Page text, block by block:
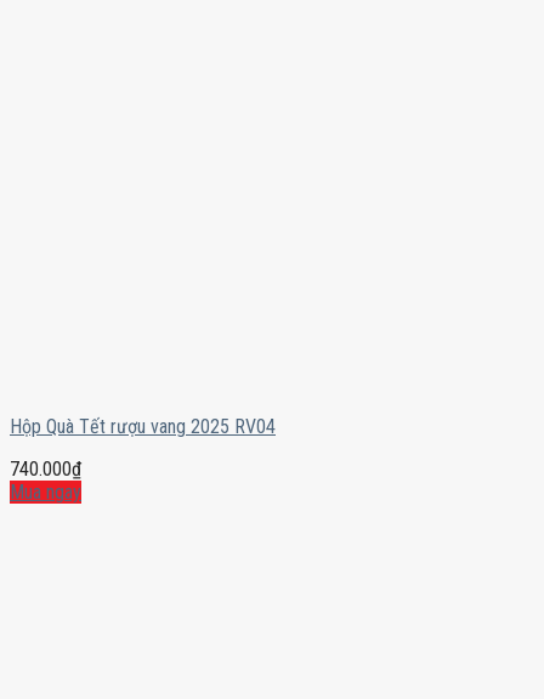
Hộp Quà Tết rượu vang 2025 RV04
740.000₫
Mua ngay